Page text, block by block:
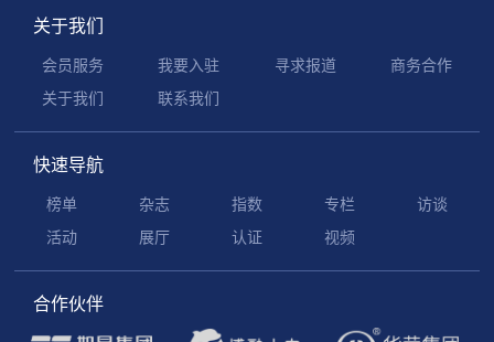
关于我们
会员服务 我要入驻 寻求报道
商务合作
关于我们
联系我们
快速导航
榜单 杂志 指数 专栏
访谈
活动
展厅 认证 视频
合作伙伴